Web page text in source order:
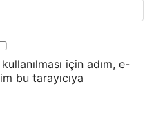
için adım, e-
bu tarayıcıya